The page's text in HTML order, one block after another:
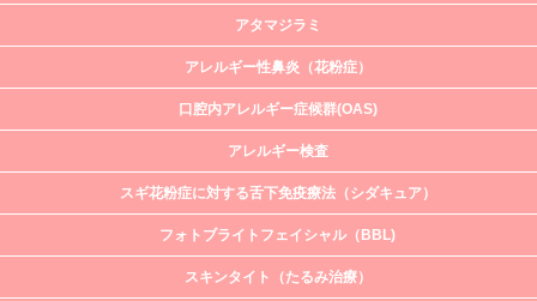
アタマジラミ
アレルギー性鼻炎（花粉症）
口腔内アレルギー症候群(OAS)
アレルギー検査
スギ花粉症に対する舌下免疫療法（シダキュア）
フォトブライトフェイシャル（BBL)
スキンタイト（たるみ治療）